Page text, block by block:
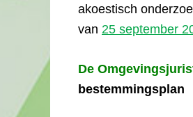
akoestisch
van 25 september
De
bestemmingsplan